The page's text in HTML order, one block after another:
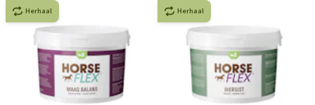
Herhaal Herhaal